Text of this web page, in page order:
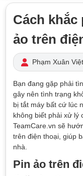
Cách
ảo trên
Phạm Xuân Việt
Bạn đang gặp phải
gây nên tình trạng
bị tắt máy bất cứ lúc
không biết phải xử lý
TeamCare.vn sẽ
trên điện thoại, giúp
nhà.
Pin ảo trên